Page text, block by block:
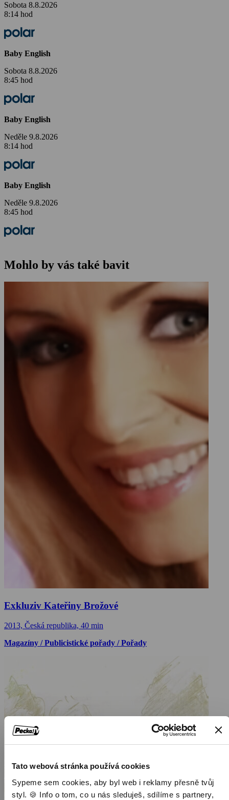
Tato webová stránka používá cookies
Sypeme sem cookies, aby byl web i reklamy přesně tvůj
styl. 🍪 Info o tom, co u nás sleduješ, sdílíme s partnery,
Sobota 8.8.2026
8:14 hod
Baby English
Sobota 8.8.2026
8:45 hod
Baby English
Neděle 9.8.2026
8:14 hod
Baby English
Neděle 9.8.2026
8:45 hod
Mohlo by vás také bavit
Exkluziv Kateřiny Brožové
2013, Česká republika, 40 min
Magazíny / Publicistické pořady / Pořady